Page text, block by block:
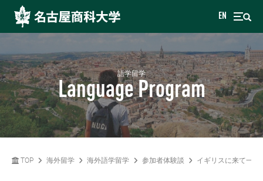
EN
語学留学
Language Program
TOP 海外留学 海外語学留学 参加者体験談 イギリスに来て一週